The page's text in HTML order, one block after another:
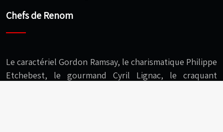
Chefs de Renom
Le caractériel Gordon Ramsay, le charismatique Philippe
Etchebest, le gourmand Cyril Lignac, le craquant